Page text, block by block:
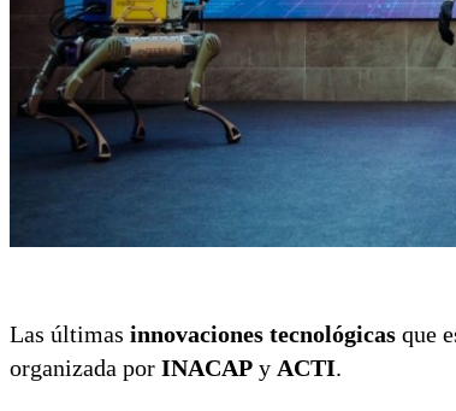
Las últimas innovaciones tecnológicas que
organizada por INACAP y ACTI.